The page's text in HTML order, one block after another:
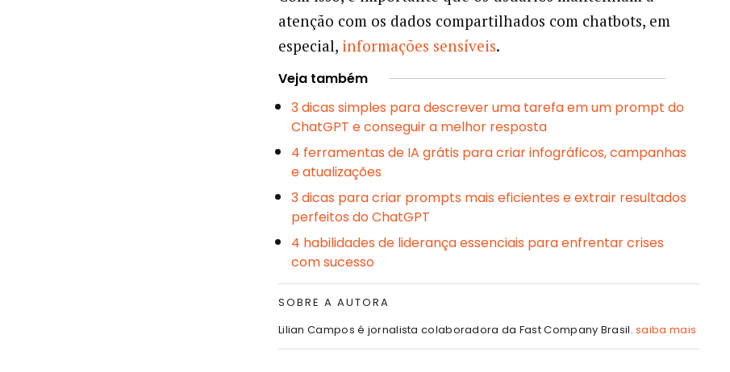
atenção com os dados compartilhados com chatbots, em
especial, informações sensíveis.
Veja também
3 dicas simples para descrever uma tarefa em um prompt do
ChatGPT e conseguir a melhor resposta
4 ferramentas de IA grátis para criar infográficos, campanhas
e atualizações
3 dicas para criar prompts mais eficientes e extrair resultados
perfeitos do ChatGPT
4 habilidades de liderança essenciais para enfrentar crises
com sucesso
SOBRE A AUTORA
Lilian Campos é jornalista colaboradora da Fast Company Brasil.saiba mais